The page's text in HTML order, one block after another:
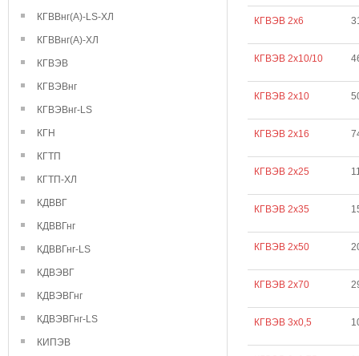
КГВВнг(А)-LS-ХЛ
КГВВнг(А)-ХЛ
КГВЭВ
КГВЭВнг
КГВЭВнг-LS
КГН
КГТП
КГТП-ХЛ
КДВВГ
КДВВГнг
КДВВГнг-LS
КДВЭВГ
КДВЭВГнг
КДВЭВГнг-LS
КИПЭВ
КГВЭВ 2х6
КГВЭВ 2х10/10
КГВЭВ 2х10
КГВЭВ 2х16
КГВЭВ 2х25
КГВЭВ 2х35
КГВЭВ 2х50
КГВЭВ 2х70
КГВЭВ 3х0,5